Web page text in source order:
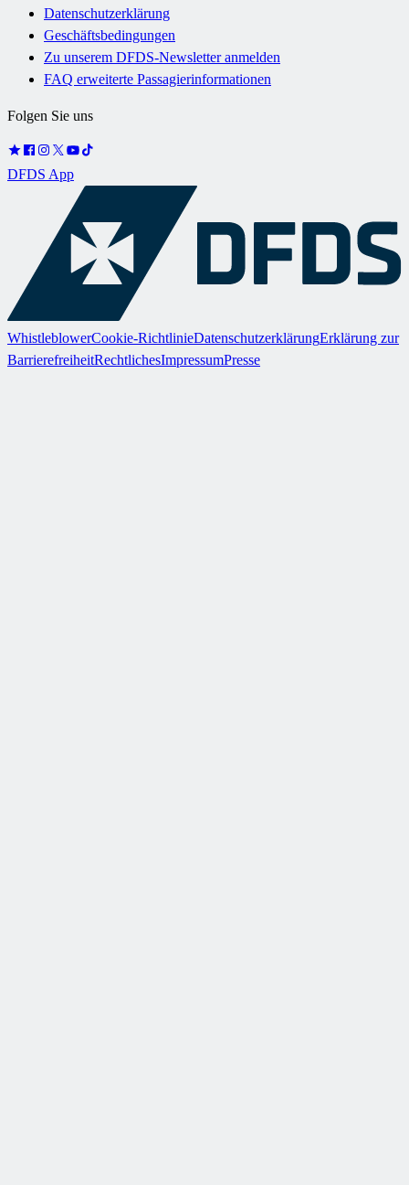
Datenschutzerklärung
Geschäftsbedingungen
Zu unserem DFDS-Newsletter anmelden
FAQ erweiterte Passagierinformationen
Folgen Sie uns
DFDS App
WhistleblowerCookie-RichtlinieDatenschutzerklärungErklärung zur
BarrierefreiheitRechtlichesImpressumPresse